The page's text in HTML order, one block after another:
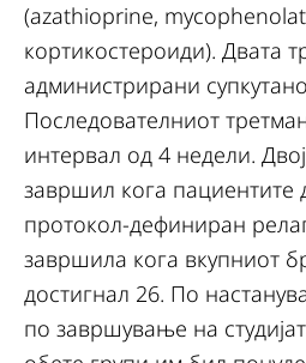
(azathioprine,
кортикостероиди). Дватa
администрирани
Последователниот
интервал од 4 недели.
завршил кога пациентите
протокол-дефиниран
завршила кога вкупниот
достигнал 26. По
по завршување на